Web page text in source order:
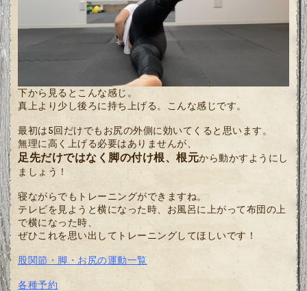
下から見るとこんな感じ。
真上より少し後ろに持ち上げる。こんな感じです。
最初は5回だけでもお尻の外側に効いてくると思います。
無理に高く上げる必要はありませんが、
足先だけではなく脚の付け根、根元から動かすようにし
ましょう！
寝ながらでもトレーニングができますね。
テレビを見ようと横になった時、お風呂に上がって布団の上
で横になった時、
ぜひこれを思い出してトレーニングしてほしいです！
股関節・脚・お尻の運動一覧
各種予約